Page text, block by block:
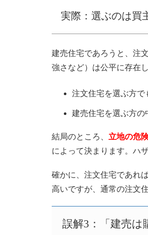
実際：選ぶのは買
建売住宅であろうと、注
強さなど）は公平に存在し
注文住宅を選ぶ方で
建売住宅を選ぶ方の
結局のところ、 立地の危
によって決まります。ハ
確かに、注文住宅であれ
高いですが、通常の注文
誤解3：「建売